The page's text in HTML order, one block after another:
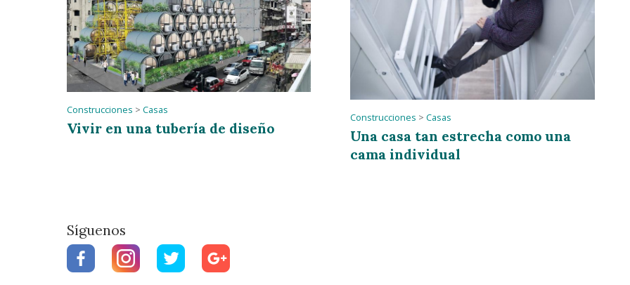
Construcciones > Casas
Vivir en una tubería de diseño
Construcciones > Casas
Una casa tan estrecha como una
cama individual
Síguenos